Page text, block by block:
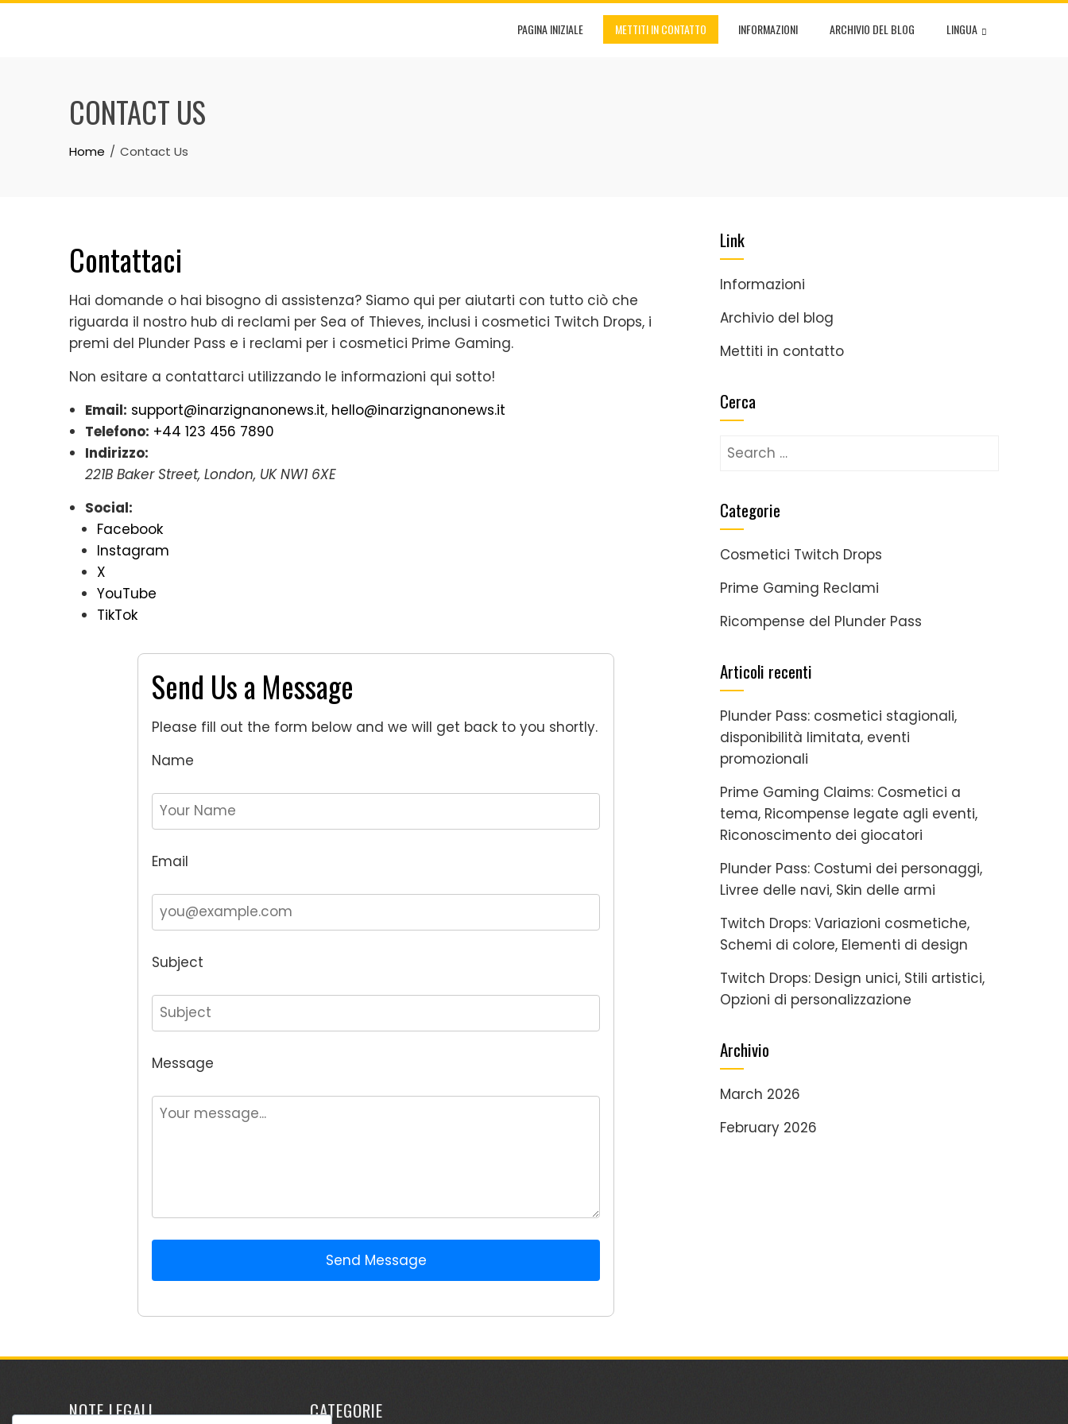
Skip
PAGINA INIZIALE METTITI IN CONTATTO INFORMAZIONI ARCHIVIO DEL BLOG LINGUA
CONTACT US
Home Contact Us
Contattaci
Hai domande o hai bisogno di assistenza? Siamo qui per aiutarti con tutto ciò che
riguarda il nostro hub di reclami per Sea of Thieves, inclusi i cosmetici Twitch Drops, i
premi del Plunder Pass e i reclami per i cosmetici Prime Gaming.
Non esitare a contattarci utilizzando le informazioni qui sotto!
Email: support@inarzignanonews.it, hello@inarzignanonews.it
Telefono: +44 123 456 7890
Indirizzo:
221B Baker Street, London, UK NW1 6XE
Social:
Facebook
Instagram
X
YouTube
TikTok
Send Us a Message
Please fill out the form below and we will get back to you shortly.
Name
Email
Subject
Message
Send Message
Link
Informazioni
Archivio del blog
Mettiti in contatto
Cerca
Search
Categorie
Cosmetici Twitch Drops
Prime Gaming Reclami
Ricompense del Plunder Pass
Articoli recenti
Plunder Pass: cosmetici stagionali,
disponibilità limitata, eventi
promozionali
Prime Gaming Claims: Cosmetici a
tema, Ricompense legate agli eventi,
Riconoscimento dei giocatori
Plunder Pass: Costumi dei personaggi,
Livree delle navi, Skin delle armi
Twitch Drops: Variazioni cosmetiche,
Schemi di colore, Elementi di design
Twitch Drops: Design unici, Stili artistici,
Opzioni di personalizzazione
Archivio
March 2026
February 2026
NOTE LEGALI CATEGORIE